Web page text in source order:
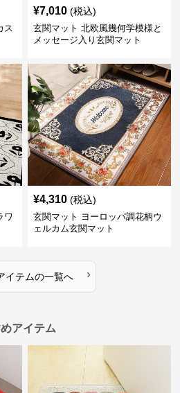
ス
¥7,010 (税込)
玄関マット 北欧風幾何学模様と
メッセージ入り玄関マット
ワ
¥4,310 (税込)
玄関マット ヨーロッパ調花柄ウ
ェルカム玄関マット
イテムの一覧へ ›
アイテム